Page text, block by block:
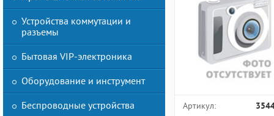
Устройства коммутации и
разъемы
Бытовая VIP-электроника
Оборудование и инструмент
Беспроводные устройства Артикул: